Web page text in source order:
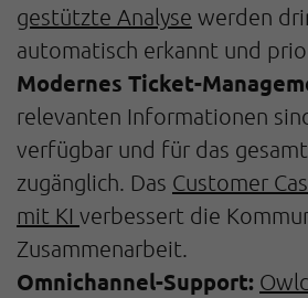
gestützte Analyse werden
automatisch erkannt und
Modernes Ticket-
relevanten Informationen
verfügbar und für das
zugänglich. Das Customer
mit KI verbessert die
Zusammenarbeit.
Omnichannel-Support: